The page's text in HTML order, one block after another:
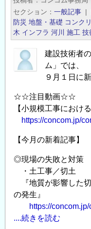
に
お
け
る
シ
ド
セ
グ
メ
ト
の
設
計
法』
の
事
／
建
設
技
た
め
情
発
サ
ト
セクション
一般記事 |
防災 地盤・基礎 コンク
木 インフラ 河川 施工 技
建設技術者
ム」では、
９月１日に
☆☆注目動画☆☆
【小規模工事におけ
https://concom.jp/
【今月の新着記事】
◎現場の失敗と対策
・土工事／切土
『地質が影響した
の発生』
https://
....続きを読む